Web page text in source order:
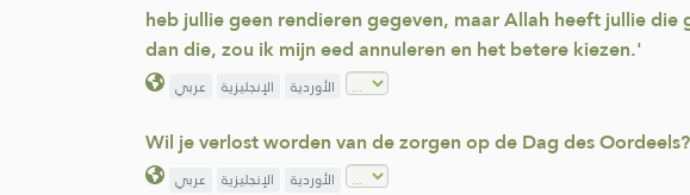
heb jullie geen rendieren gegeven, maar Allah heeft jullie
dan die, zou ik mijn eed annuleren en het betere kiezen.'
عربي الإنجليزية الأوردية
Wil je verlost worden van de zorgen op de Dag des
عربي الإنجليزية الأوردية